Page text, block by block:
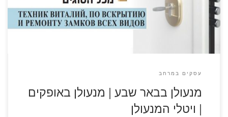
ומקצועי הגעתם למקום הנכון. צרו איתי קשר […]
עסקים במרחב
מנעולן בבאר שבע | מנעולן באופקים
| ויטלי המנעולן